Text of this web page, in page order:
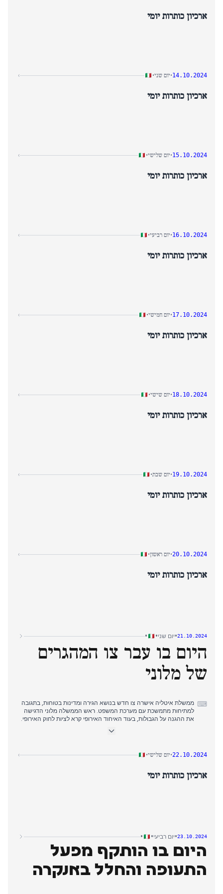
בספורט, יאניק סינר התקדם לגמר שנחאי מאסטרס, בעוד שתאונה
ארכיון כותרות יומי
14.10.2024
•יום שני•
›
ארכיון כותרות יומי
15.10.2024
•יום שלישי•
›
ארכיון כותרות יומי
16.10.2024
•יום רביעי•
›
ארכיון כותרות יומי
17.10.2024
•יום חמישי•
›
ארכיון כותרות יומי
18.10.2024
•יום שישי•
›
ארכיון כותרות יומי
19.10.2024
•יום שבת•
›
ארכיון כותרות יומי
20.10.2024
•יום ראשון•
›
ארכיון כותרות יומי
21.10.2024
•יום שני•
•
היום בו עבר צו המהגרים
של מלוני
⌨ ממשלת איטליה אישרה צו חדש בנושא הגירה ומדינות בטוחות, בתגובה
למתיחות מתמשכת עם מערכת המשפט. ראש הממשלה מלוני הדגישה
את ההגנה על הגבולות, בעוד האיחוד האירופי קרא לציות לחוק האירופי.
המשפטים נורדיו טען כי שופטים איטלקים הבינו לא נכון פסיקה אחרונה
הסכסוך במזרח התיכון המשיך להסלים, עם דיווחים על תקיפות ישראליות
בלבנון וטענות חמאס להריגת בן ערובה בעזה. שר החוץ טאיאני ביקר
היום כלל גם דיונים על שינויים חוקתיים בנוגע להפרדת רשויות, בעקבות
22.10.2024
•יום שלישי•
›
ארכיון כותרות יומי
23.10.2024
•יום רביעי•
•
היום בו הותקף מפעל
התעופה והחלל באנקרה